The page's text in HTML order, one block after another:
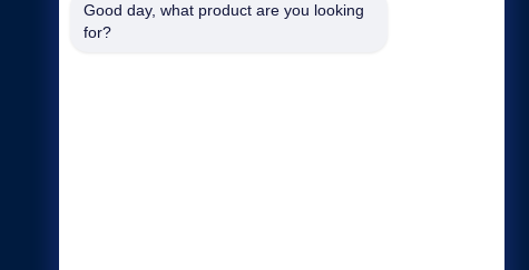
Good day, what product are you looking
for?